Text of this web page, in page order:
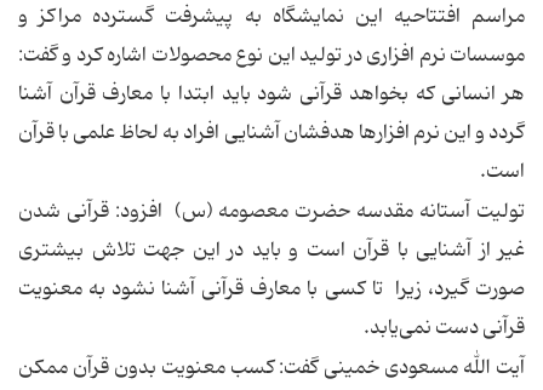
مراسم افتتاحیه این نمایشگاه به پیشرفت گسترده مراکز و
موسسات نرم افزاری در تولید این نوع محصولات اشاره کرد و گفت:
هر انسانی که بخواهد قرآنی شود باید ابتدا با معارف قرآن آشنا
گردد و این نرم افزارها هدفشان آشنایی افراد به لحاظ علمی با قرآن
است.
تولیت آستانه مقدسه حضرت معصومه (س) افزود: قرآنی شدن
غیر از آشنایی با قرآن است و باید در این جهت تلاش بیشتری
صورت گیرد، زیرا تا کسی با معارف قرآنی آشنا نشود به معنویت
قرآنی دست نمی‌یابد.
آیت الله مسعودی خمینی گفت: کسب معنویت بدون قرآن ممکن